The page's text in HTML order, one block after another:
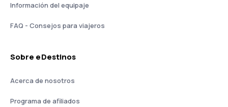
Información del equipaje
FAQ - Consejos para viajeros
Sobre eDestinos
Acerca de nosotros
Programa de afiliados